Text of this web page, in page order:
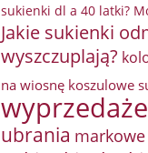
sukienki dl a 40 latki?
Jakie sukienki
wyszczuplają?
na wiosnę koszulowe
wyprzedaże
ubrania